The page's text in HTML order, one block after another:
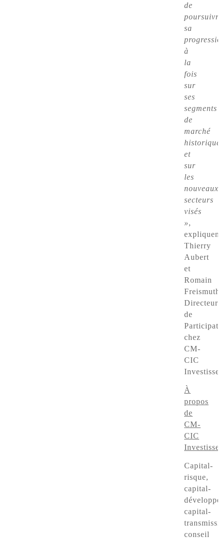
de
poursuivre
sa
à
la
fois
sur
ses
segments
de
marché
et
sur
les
nouveaux
secteurs
visés
»,
expliquent
Thierry
Aubert
et
Romain
Freismuth,
Directeurs
de
chez
CM-
CIC
À
propos
de
CM-
CIC
Capital-
risque,
capital-
capital-
conseil